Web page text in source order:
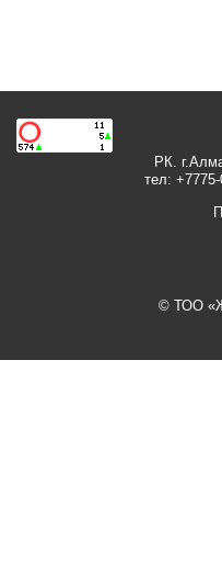
РК.
тел:
© ТОО